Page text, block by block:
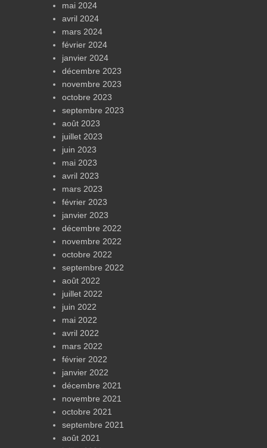
mai 2024
avril 2024
mars 2024
février 2024
janvier 2024
décembre 2023
novembre 2023
octobre 2023
septembre 2023
août 2023
juillet 2023
juin 2023
mai 2023
avril 2023
mars 2023
février 2023
janvier 2023
décembre 2022
novembre 2022
octobre 2022
septembre 2022
août 2022
juillet 2022
juin 2022
mai 2022
avril 2022
mars 2022
février 2022
janvier 2022
décembre 2021
novembre 2021
octobre 2021
septembre 2021
août 2021